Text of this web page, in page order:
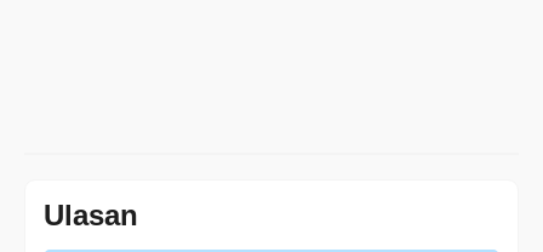
Ulasan